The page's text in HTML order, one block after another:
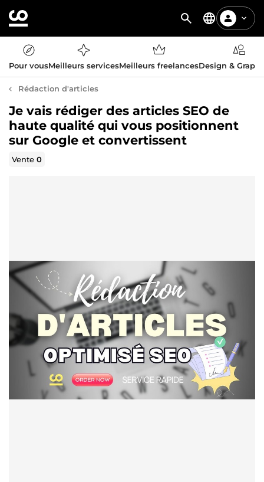
Pour vousMeilleurs servicesMeilleurs freelancesDesign &
Rédaction d'articles
Je vais rédiger des articles SEO de
haute qualité qui vous positionnent
sur Google et convertissent
Vente0